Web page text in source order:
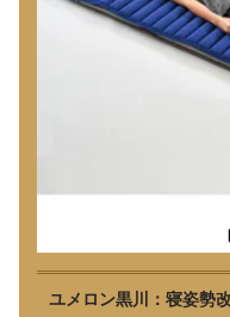
ユメロン黒川：寝姿勢